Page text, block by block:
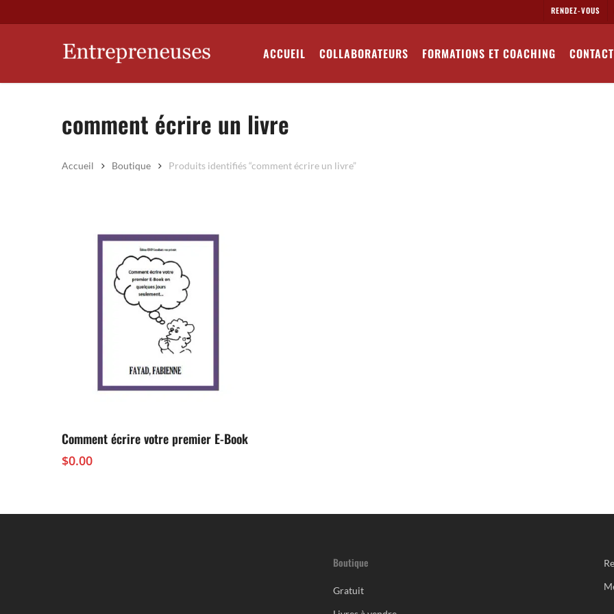
to
RENDEZ-VOUS
ACCUEIL COLLABORATEURS FORMATIONS ET COACHING CONTACT
comment écrire un livre
Accueil Boutique Produits identifiés “comment écrire un livre”
Ajouter Au Panier
Comment écrire votre premier E-Book
$0.00
Boutique
Gratuit